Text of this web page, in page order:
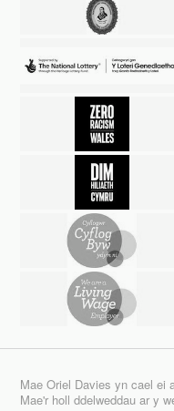
Mae Oriel Davies yn cael ei
Mae'r holl ddelweddau ar y